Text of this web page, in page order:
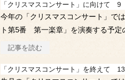
「クリスマスコンサート」に向けて 9
今年の「クリスマスコンサート」で
ト第5番 第一楽章」を演奏する予定
記事を読む
「クリスマスコンサート」を終えて 13